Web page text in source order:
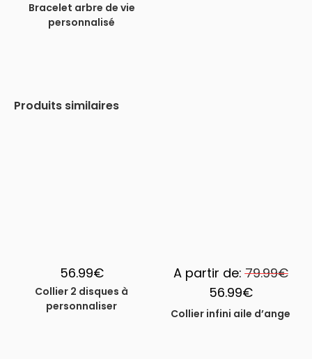
Bracelet arbre de vie
personnalisé
Produits similaires
56.99€
Collier 2 disques à
personnaliser
A partir de:79.99€
56.99€
Collier infini aile d’ange